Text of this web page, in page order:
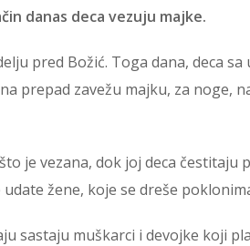
danas deca vezuju majke.
pred Božić. Toga dana, deca
prepad zavežu majku, za noge,
je vezana, dok joj deca
žene, koje se dreše
sastaju muškarci i devojke koji